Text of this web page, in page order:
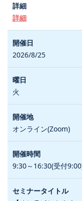
詳細
2026/8/25
火
オンライン(Zoom)
9:30～16:30(受付